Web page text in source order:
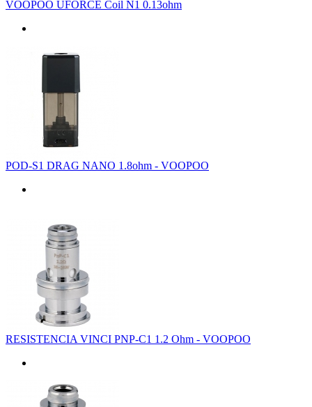
VOOPOO UFORCE Coil N1 0.13ohm
POD-S1 DRAG NANO 1.8ohm - VOOPOO
RESISTENCIA VINCI PNP-C1 1.2 Ohm - VOOPOO